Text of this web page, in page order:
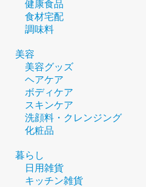
健康食品
食材宅配
調味料
美容
美容グッズ
ヘアケア
ボディケア
スキンケア
洗顔料・クレンジング
化粧品
暮らし
日用雑貨
キッチン雑貨